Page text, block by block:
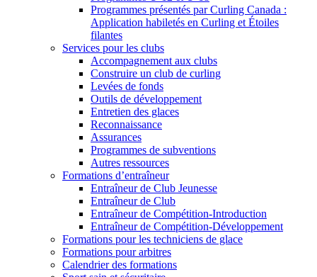
Programmes présentés par Curling Canada :
Application habiletés en Curling et Étoiles
filantes
Services pour les clubs
Accompagnement aux clubs
Construire un club de curling
Levées de fonds
Outils de développement
Entretien des glaces
Reconnaissance
Assurances
Programmes de subventions
Autres ressources
Formations d’entraîneur
Entraîneur de Club Jeunesse
Entraîneur de Club
Entraîneur de Compétition-Introduction
Entraîneur de Compétition-Développement
Formations pour les techniciens de glace
Formations pour arbitres
Calendrier des formations